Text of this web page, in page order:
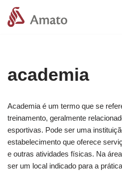
Pular
academia
Academia é um termo que se
treinamento, geralmente
esportivas. Pode ser uma
estabelecimento que oferece
e outras atividades físicas. Na
ser um local indicado para a